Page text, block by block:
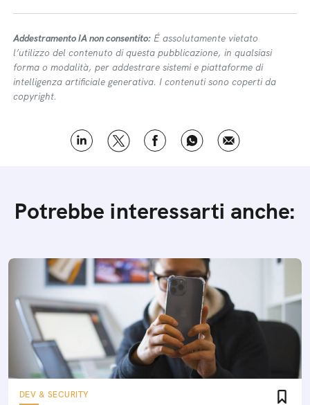
Addestramento IA non consentito: É assolutamente vietato
l’utilizzo del contenuto di questa pubblicazione, in qualsiasi
forma o modalità, per addestrare sistemi e piattaforme di
intelligenza artificiale generativa. I contenuti sono coperti da
copyright.
Potrebbe interessarti anche:
DEV & SECURITY